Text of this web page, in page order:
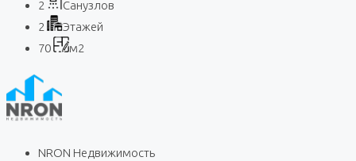
2
Санузлов
2
Этажей
70
м2
NRON Недвижимость